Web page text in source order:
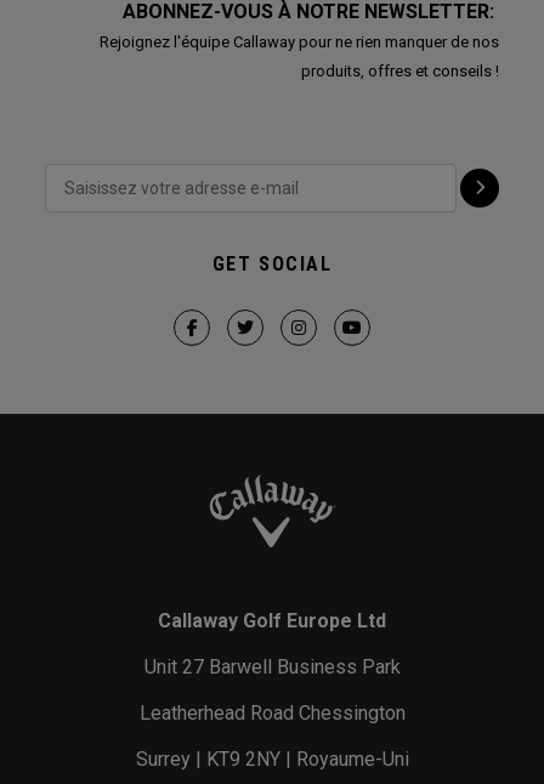
ABONNEZ-VOUS À NOTRE NEWSLETTER:
Rejoignez l'équipe Callaway pour ne rien manquer de nos
produits, offres et conseils !
GET SOCIAL
Callaway Golf Europe Ltd
Unit 27 Barwell Business Park
Leatherhead Road Chessington
Surrey | KT9 2NY | Royaume-Uni